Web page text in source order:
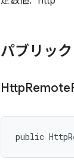
パブリッ
HttpRemote
public